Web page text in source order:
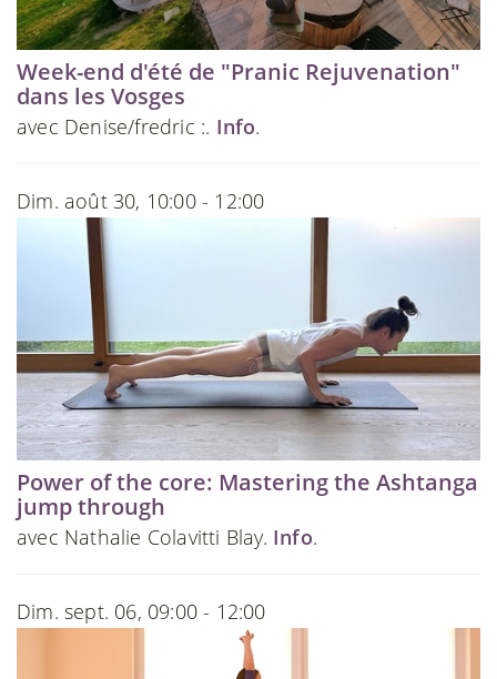
Week-end d'été de "Pranic Rejuvenation"
dans les Vosges
avec Denise/fredric :. Info.
Dim. août 30, 10:00 - 12:00
Power of the core: Mastering the Ashtanga
jump through
avec Nathalie Colavitti Blay. Info.
Dim. sept. 06, 09:00 - 12:00